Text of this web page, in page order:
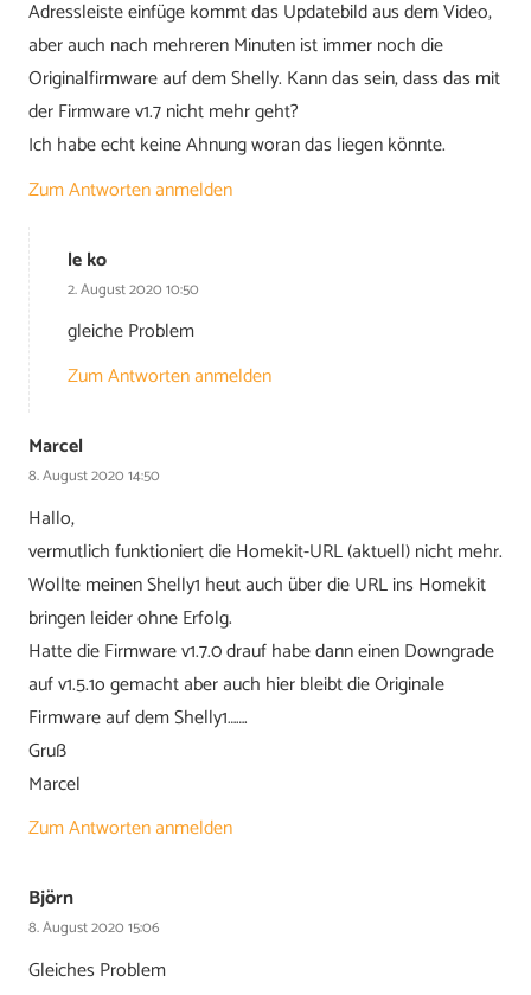
Adressleiste einfüge kommt das Updatebild aus dem Video,
aber auch nach mehreren Minuten ist immer noch die
Originalfirmware auf dem Shelly. Kann das sein, dass das mit
der Firmware v1.7 nicht mehr geht?
Ich habe echt keine Ahnung woran das liegen könnte.
Zum Antworten anmelden
le ko
2. August 2020 10:50
gleiche Problem
Zum Antworten anmelden
Marcel
8. August 2020 14:50
Hallo,
vermutlich funktioniert die Homekit-URL (aktuell) nicht mehr.
Wollte meinen Shelly1 heut auch über die URL ins Homekit
bringen leider ohne Erfolg.
Hatte die Firmware v1.7.0 drauf habe dann einen Downgrade
auf v1.5.1o gemacht aber auch hier bleibt die Originale
Firmware auf dem Shelly1…….
Gruß
Marcel
Zum Antworten anmelden
Björn
8. August 2020 15:06
Gleiches Problem